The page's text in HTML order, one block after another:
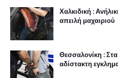
Χαλκιδική :
απειλή μαχαιριού
Θεσσαλονίκη :
αδίστακτη